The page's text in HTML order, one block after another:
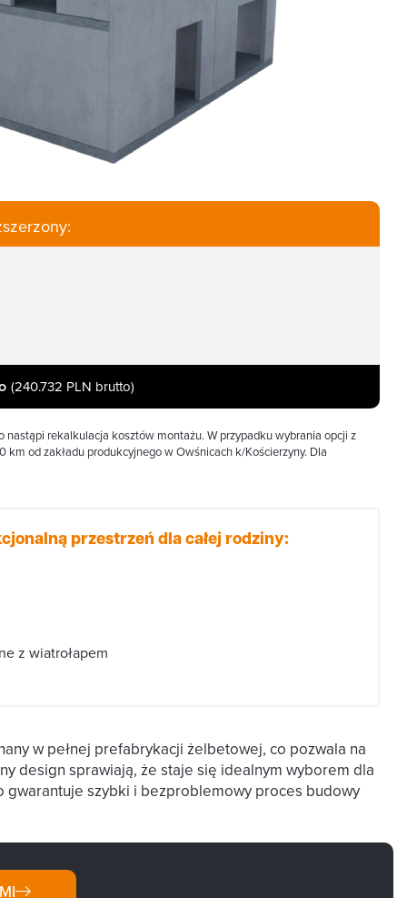
(240.732 PLN brutto)
rekalkulacja kosztów montażu. W przypadku wybrania opcji z
od zakładu produkcyjnego w Owśnicach k/Kościerzyny. Dla
przestrzeń dla całej rodziny:
z wiatrołapem
w pełnej prefabrykacji żelbetowej, co pozwala na
design sprawiają, że staje się idealnym wyborem dla
szybki i bezproblemowy proces budowy